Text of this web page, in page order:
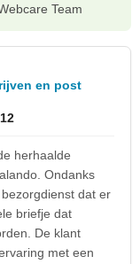
Team
en post
herhaalde
Ondanks
dat er
briefje dat
De klant
met een